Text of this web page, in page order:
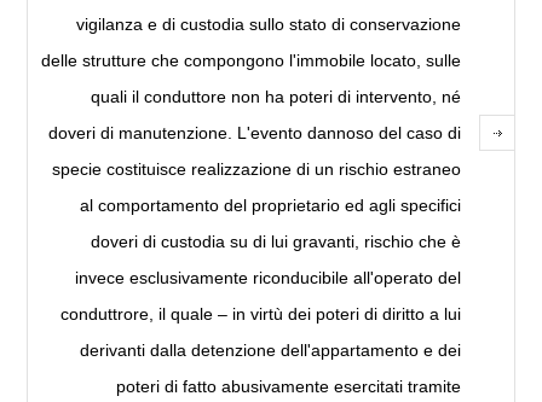
vigilanza e di custodia sullo stato di conservazione
delle strutture che compongono l'immobile locato, sulle
quali il conduttore non ha poteri di intervento, né
doveri di manutenzione. L'evento dannoso del caso di
specie costituisce realizzazione di un rischio estraneo
al comportamento del proprietario ed agli specifici
doveri di custodia su di lui gravanti, rischio che è
invece esclusivamente riconducibile all'operato del
conduttrore, il quale – in virtù dei poteri di diritto a lui
derivanti dalla detenzione dell'appartamento e dei
poteri di fatto abusivamente esercitati tramite